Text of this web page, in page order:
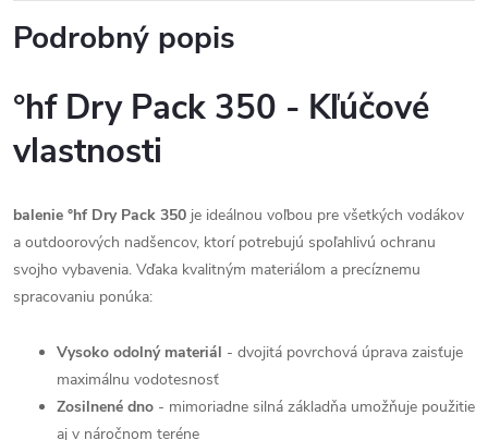
Podrobný popis
°hf Dry Pack 350 - Kľúčové
vlastnosti
balenie °hf Dry Pack 350 je ideálnou voľbou pre všetkých vodákov
a outdoorových nadšencov, ktorí potrebujú spoľahlivú ochranu
svojho vybavenia. Vďaka kvalitným materiálom a precíznemu
spracovaniu ponúka:
Vysoko odolný materiál - dvojitá povrchová úprava zaisťuje
maximálnu vodotesnosť
Zosilnené dno - mimoriadne silná základňa umožňuje použitie
aj v náročnom teréne